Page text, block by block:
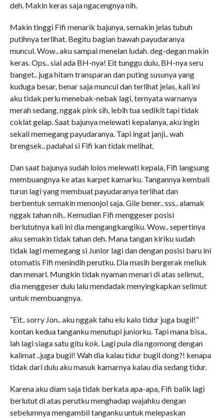
deh. Makin keras saja ngacengnya nih.
Makin tinggi Fifi menarik bajunya, semakin jelas tubuh
putihnya terlihat. Begitu bagian bawah payudaranya
muncul. Wow.. aku sampai menelan ludah. deg-degan makin
keras. Ops.. sial ada BH-nya! Eit tunggu dulu, BH-nya seru
banget.. juga hitam transparan dan puting susunya yang
kuduga besar, benar saja muncul dan terlihat jelas, kali ini
aku tidak perlu menebak-nebak lagi, ternyata warnanya
merah sedang, nggak pink sih, lebih tua sedikit tapi tidak
coklat gelap. Saat bajunya melewati kepalanya, aku ingin
sekali memegang payudaranya. Tapi ingat janji.. wah
brengsek.. padahal si Fifi kan tidak melihat.
Dan saat bajunya sudah lolos melewati kepala, Fifi langsung
membuangnya ke atas karpet kamarku. Tangannya kembali
turun lagi yang membuat payudaranya terlihat dan
berbentuk semakin menonjol saja. Gile bener.. sss.. alamak
nggak tahan nih.. Kemudian Fifi menggeser posisi
berlututnya kali ini dia mengangkangiku. Wow.. sepertinya
aku semakin tidak tahan deh. Mana tangan kiriku sudah
tidak lagi memegang si Junior lagi dan dengan posisi baru ini
otomatis Fifi menindih perutku. Dia masih bergerak meliuk
dan menari. Mungkin tidak nyaman menari di atas selimut,
dia menggeser dulu lalu mendadak menyingkapkan selimut
untuk membuangnya.
“Eit.. sorry Jon.. aku nggak tahu elu kalo tidur juga bugil!”
kontan kedua tanganku menutupi juniorku. Tapi mana bisa..
lah lagi siaga satu gitu kok. Lagi pula dia ngomong dengan
kalimat ..juga bugil! Wah dia kalau tidur bugil dong?! kenapa
tidak dari dulu aku masuk kamarnya kalau dia sedang tidur.
Karena aku diam saja tidak berkata apa-apa, Fifi balik lagi
berlutut di atas perutku menghadap wajahku dengan
sebelumnya mengambil tanganku untuk melepaskan